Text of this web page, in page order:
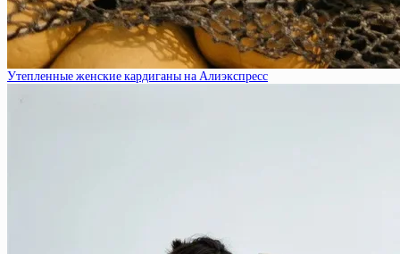
Утепленные женские кардиганы на Алиэкспресс